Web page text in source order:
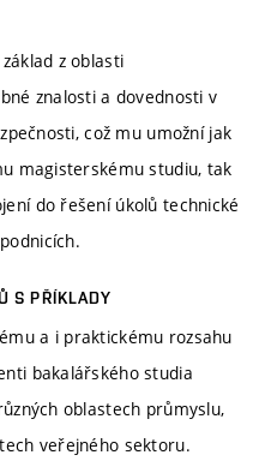
z oblasti
znalosti a dovednosti v
což mu umožní jak
magisterskému studiu, tak
do řešení úkolů technické
S PŘÍKLADY
a i praktickému rozsahu
bakalářského studia
oblastech průmyslu,
veřejného sektoru.